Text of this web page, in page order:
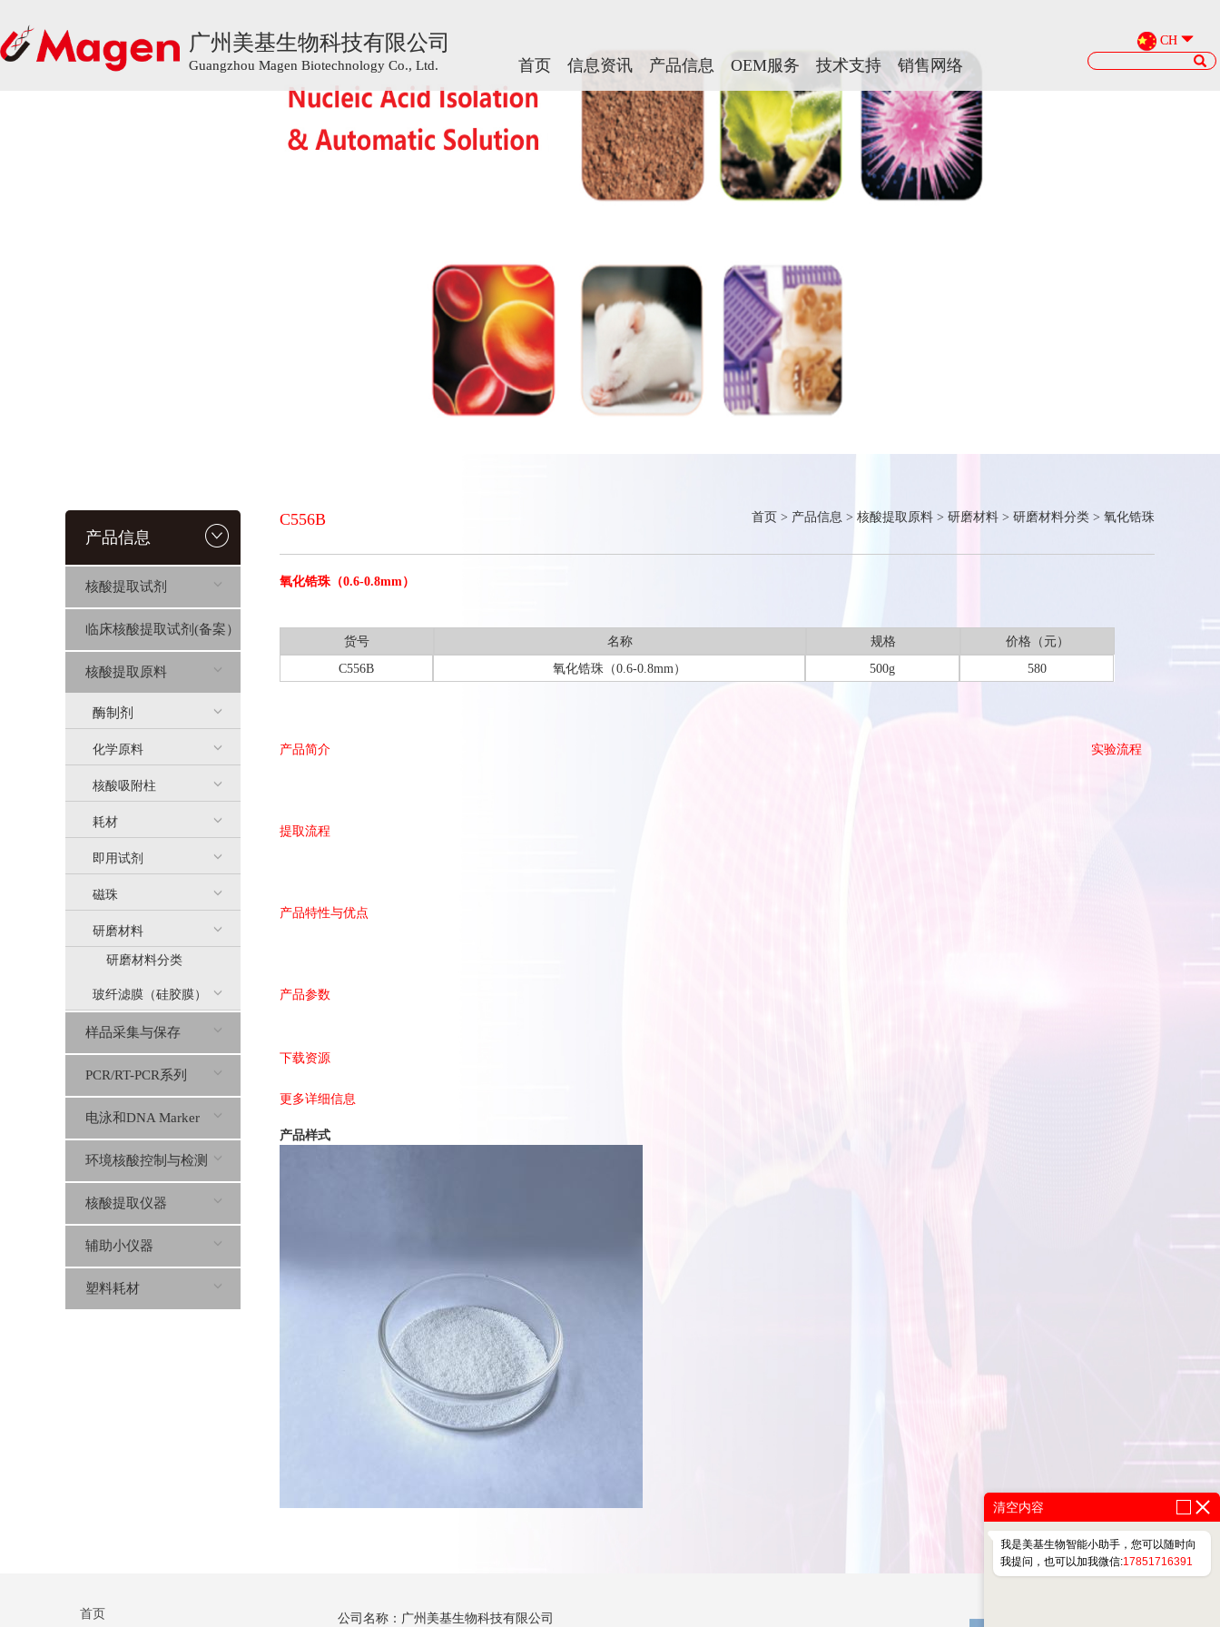
广州美基生物科技有限公司
Guangzhou Magen Biotechnology Co., Ltd.
CH
首页 信息资讯 产品信息 OEM服务 技术支持 销售网络
广州美基生物科技有限公司
Guangzhou Magen Biotechnology Co., Ltd.
CH
首页 信息资讯 产品信息 OEM服务 技术支持 销售网络
产品信息
核酸提取试剂
临床核酸提取试剂(备案）
核酸提取原料
酶制剂
化学原料
核酸吸附柱
耗材
即用试剂
磁珠
研磨材料
研磨材料分类
玻纤滤膜（硅胶膜）
样品采集与保存
PCR/RT-PCR系列
电泳和DNA Marker
环境核酸控制与检测
核酸提取仪器
辅助小仪器
塑料耗材
C556B 首页 > 产品信息 > 核酸提取原料 > 研磨材料 > 研磨材料分类 > 氧化锆珠
氧化锆珠（0.6-0.8mm）
货号 名称 规格
价格（元）
C556B
氧化锆珠（0.6-0.8mm） 500g 580
产品简介 实验流程
提取流程
产品特性与优点
产品参数
下载资源
更多详细信息
产品样式
首页 公司名称：广州美基生物科技有限公司
清空内容
我是美基生物智能小助手，您可以随时向
我提问，也可以加我微信:17851716391